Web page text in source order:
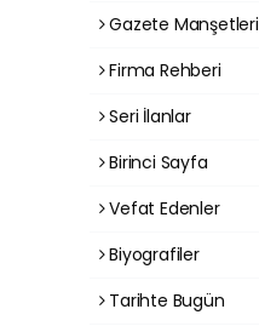
Gazete Manşetleri
Firma Rehberi
Seri İlanlar
Birinci Sayfa
Vefat Edenler
Biyografiler
Tarihte Bugün